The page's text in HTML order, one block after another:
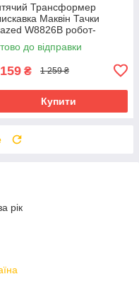
Трансформер
Маквін Тачки
W8826B робот-
35 см
до відправки
₴ 1 259 ₴
Купити
рік